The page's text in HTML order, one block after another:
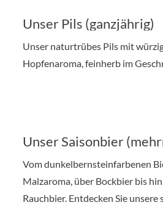
Unser Pils (ganzjährig)
Unser naturtrübes Pils mit
Hopfenaroma, feinherb im
Unser Saisonbier
Vom dunkelbernsteinfarbenen
Malzaroma, über Bockbier bis
Rauchbier. Entdecken Sie unsere